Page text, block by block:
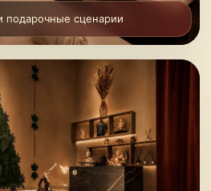
подарочные сценарии